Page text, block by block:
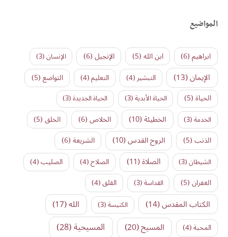
المواضيع
ابراهيم(6) ابن الله(5) الإنجيل(6) الإنسان(3)
الإيمان(13) التبشير(4) التعليم(4) التواضع(5)
الحياة(5) الحياة الأبدية(3) الحياة الجديدة(3)
الخدمة(3) الخطيئة(10) الخلاص(6) الخلق(5)
الذنب(5) الروح القدس(10) الشريعة(6)
الشيطان(3) الصلاة(11) الصلاح(4) الصليب(4)
الغفران(5) القداسة(3) القلق(4)
الكتاب المقدس(14) الكنيسة(3) الله(17)
المحبة(4) المسيح(20) المسيحية(28)